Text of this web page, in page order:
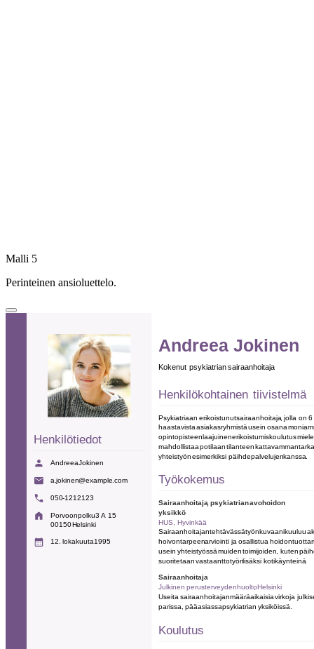
Malli 5
Perinteinen ansioluettelo.